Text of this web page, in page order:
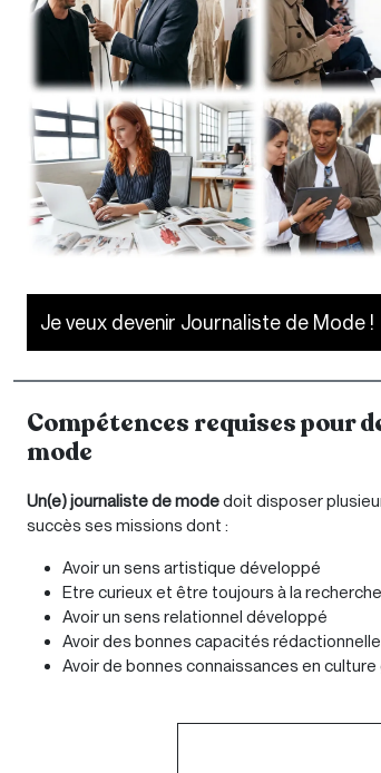
Je veux devenir Journaliste de Mode !
Compétences requises pour
mode
Un(e) journaliste de modedoit disposer
succès ses missions dont :
Avoir un sens artistique développé
Etre curieux et être toujours à la
Avoir un sens relationnel développé
Avoir des bonnes capacités
Avoir de bonnes connaissances en